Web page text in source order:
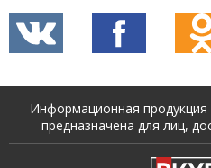
Информационная продукция
предназначена для лиц,